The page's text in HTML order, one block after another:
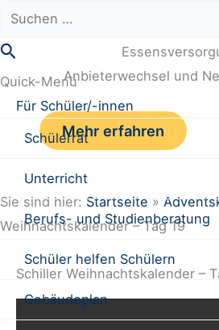
Zum
springen
Suchen
Suchen
Quick-Menü
Für Schüler/-innen
Schülerrat
Unterricht
Berufs- und Studienberatung
Schüler helfen Schülern
Gebäudeplan
Anbieterwechsel und
Mehr erfahren
Sie sind hier: Startseite »
Weihnachtskalender – Tag 19
Schiller Weihnachtskalender –